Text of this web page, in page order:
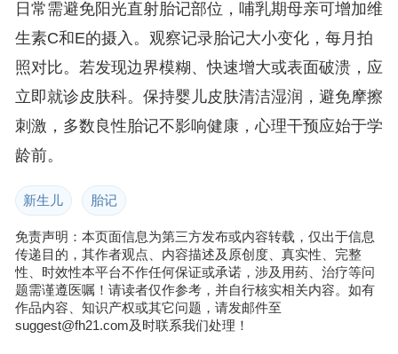
日常需避免阳光直射胎记部位，哺乳期母亲可增加维
生素C和E的摄入。观察记录胎记大小变化，每月拍
照对比。若发现边界模糊、快速增大或表面破溃，应
立即就诊皮肤科。保持婴儿皮肤清洁湿润，避免摩擦
刺激，多数良性胎记不影响健康，心理干预应始于学
龄前。
新生儿 胎记
免责声明：本页面信息为第三方发布或内容转载，仅出于信息
传递目的，其作者观点、内容描述及原创度、真实性、完整
性、时效性本平台不作任何保证或承诺，涉及用药、治疗等问
题需谨遵医嘱！请读者仅作参考，并自行核实相关内容。如有
作品内容、知识产权或其它问题，请发邮件至
suggest@fh21.com及时联系我们处理！